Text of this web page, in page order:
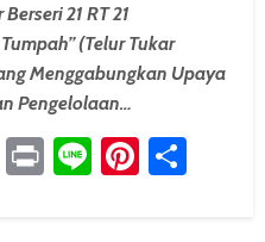
21 RT 21
(Telur Tukar
Menggabungkan Upaya
Pengelolaan…
Telegram
PrintLine